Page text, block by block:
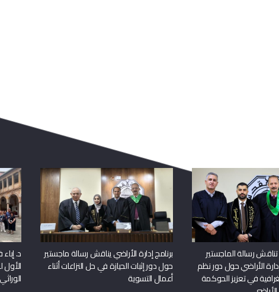
رسالة الماجستير
الأراضي حول دور نظم
في تعزيز الحوكمة
برنامج إدارة الأراضي يناقش رسالة ماجستير
حول دور إثبات الحيازة في حل النزاعات أثناء
أعمال التسوية
د.